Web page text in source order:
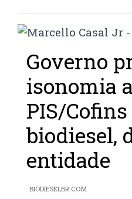
Governo
isonomia
PIS/Cofins
biodiesel,
entidade
BIODIESELBR.COM